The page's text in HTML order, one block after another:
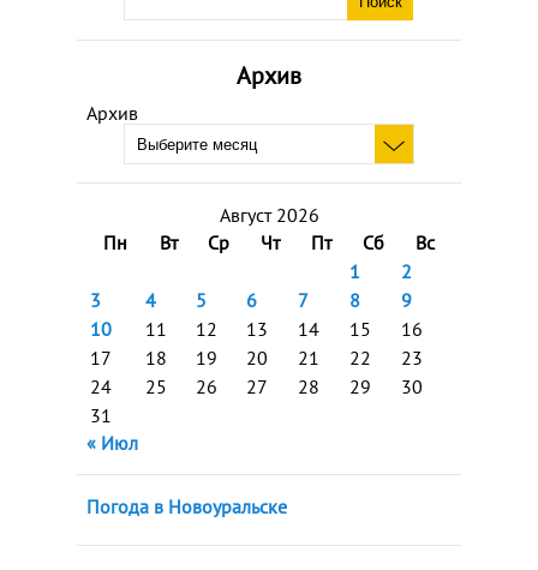
Архив
Архив
Август 2026
Пн
Вт Ср Чт Пт Сб
Вс
1
2
3
4 5 6 7 8
9
10
11 12 13 14 15
16
17
18 19 20 21 22
23
24
25 26 27 28 29
30
31
« Июл
Погода в Новоуральске